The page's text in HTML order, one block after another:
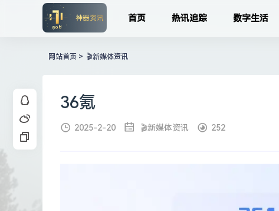
首页 热讯追踪 数字生活
网站首页 > 🎬新媒体资讯
36氪
2025-2-20 🎬新媒体资讯 252